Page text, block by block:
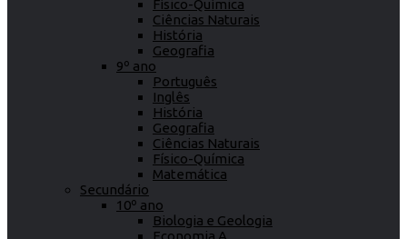
Físico-Química
Ciências Naturais
História
Geografia
9º ano
Português
Inglês
História
Geografia
Ciências Naturais
Físico-Química
Matemática
Secundário
10º ano
Biologia e Geologia